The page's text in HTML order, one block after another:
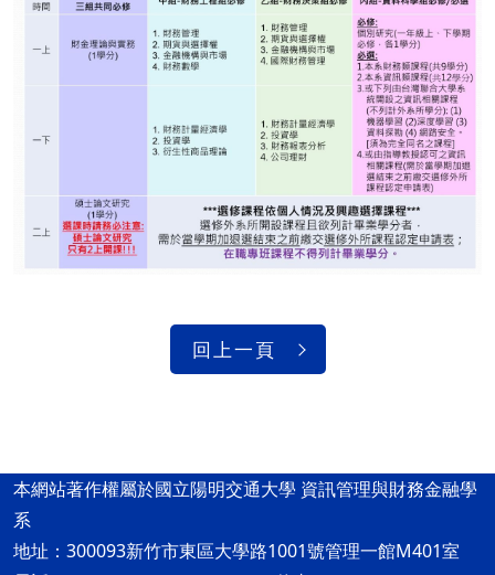
回上一頁
本網站著作權屬於國立陽明交通大學 資訊管理與財務金融學
系
地址：300093新竹市東區大學路1001號管理一館M401室